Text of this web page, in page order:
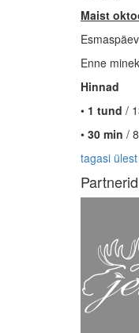
Maist
Enne
Hinnad
• 1 tund /
• 30 min /
tagasi ülest
Partnerid